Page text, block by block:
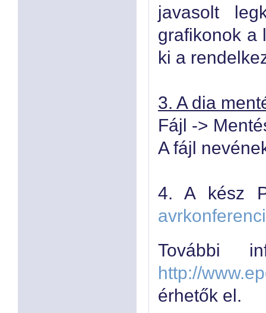
javasolt
grafikonok a
ki a
3. A dia
Fájl ->
A fájl
4. A kész
További
http://
érhetők el.